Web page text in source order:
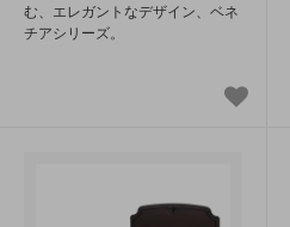
む、エレガントなデザイン、ベネ
チアシリーズ。